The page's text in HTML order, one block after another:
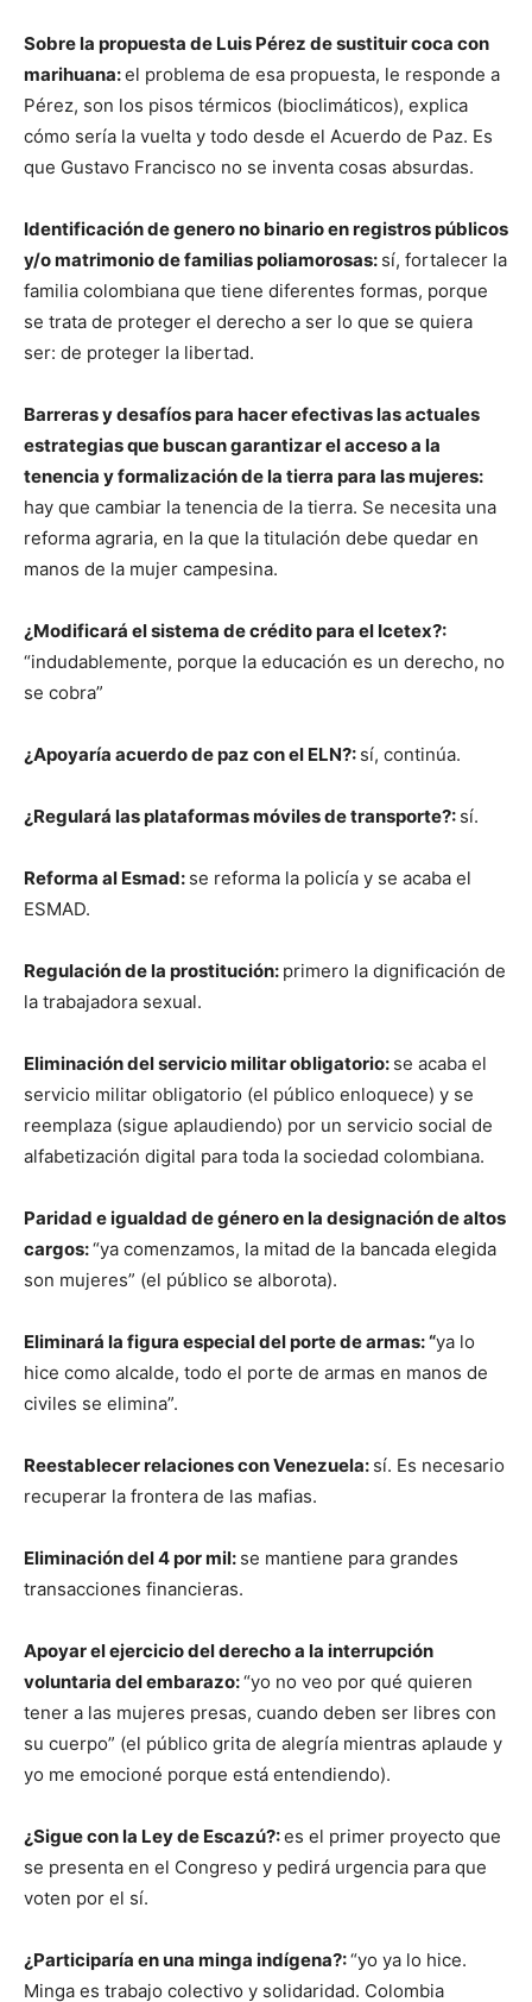
Sobre la propuesta de Luis Pérez de sustituir coca con
marihuana:el problema de esa propuesta, le responde a
Pérez, son los pisos térmicos (bioclimáticos), explica
cómo sería la vuelta y todo desde el Acuerdo de Paz. Es
que Gustavo Francisco no se inventa cosas absurdas.
Identificación de genero no binario en registros públicos
y/o matrimonio de familias poliamorosas: sí, fortalecer la
familia colombiana que tiene diferentes formas, porque
se trata de proteger el derecho a ser lo que se quiera
ser: de proteger la libertad.
Barreras y desafíos para hacer efectivas las actuales
estrategias que buscan garantizar el acceso a la
tenencia y formalización de la tierra para las mujeres:
hay que cambiar la tenencia de la tierra. Se necesita una
reforma agraria, en la que la titulación debe quedar en
manos de la mujer campesina.
¿Modificará el sistema de crédito para el Icetex?:
“indudablemente, porque la educación es un derecho, no
se cobra”
¿Apoyaría acuerdo de paz con el ELN?: sí, continúa.
¿Regulará las plataformas móviles de transporte?: sí.
Reforma al Esmad: se reforma la policía y se acaba el
ESMAD.
Regulación de la prostitución: primero la dignificación de
la trabajadora sexual.
Eliminación del servicio militar obligatorio: se acaba el
servicio militar obligatorio (el público enloquece) y se
reemplaza (sigue aplaudiendo) por un servicio social de
alfabetización digital para toda la sociedad colombiana.
Paridad e igualdad de género en la designación de altos
cargos:“ya comenzamos, la mitad de la bancada elegida
son mujeres” (el público se alborota).
Eliminará la figura especial del porte de armas: “ya lo
hice como alcalde, todo el porte de armas en manos de
civiles se elimina”.
Reestablecer relaciones con Venezuela: sí. Es necesario
recuperar la frontera de las mafias.
Eliminación del 4 por mil: se mantiene para grandes
transacciones financieras.
Apoyar el ejercicio del derecho a la interrupción
voluntaria del embarazo:“yo no veo por qué quieren
tener a las mujeres presas, cuando deben ser libres con
su cuerpo” (el público grita de alegría mientras aplaude y
yo me emocioné porque está entendiendo).
¿Sigue con la Ley de Escazú?:es el primer proyecto que
se presenta en el Congreso y pedirá urgencia para que
voten por el sí.
¿Participaría en una minga indígena?:“yo ya lo hice.
Minga es trabajo colectivo y solidaridad. Colombia